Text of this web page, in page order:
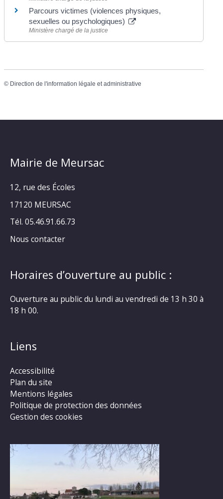
Parcours victimes (violences physiques,
sexuelles ou psychologiques)
Ministère chargé de la justice
© Direction de l'information légale et administrative
Mairie de Meursac
12, rue des Écoles
17120 MEURSAC
Tél. 05.46.91.66.73
Nous contacter
Horaires d’ouverture au public :
Ouverture au public du lundi au vendredi de 13 h 30 à
18 h 00.
Liens
Accessibilité
Plan du site
Mentions légales
Politique de protection des données
Gestion des cookies